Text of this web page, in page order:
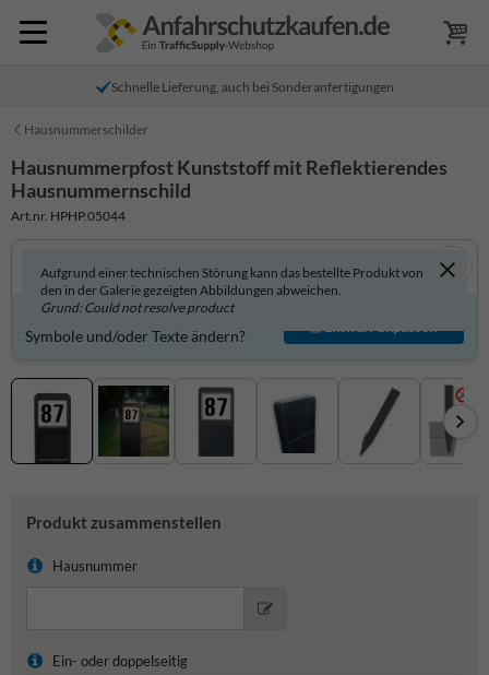
Schnelle Lieferung, auch bei Sonderanfertigungen
Hausnummerschilder
Hausnummerpfost Kunststoff mit Reflektierendes
Hausnummernschild
Art.nr. HPHP.05044
Aufgrund einer technischen Störung kann das bestellte Produkt von
den in der Galerie gezeigten Abbildungen abweichen.
Grund: Could not resolve product
Produkt individuell gestalten?
Symbole und/oder Texte ändern?
Entwurf anpassen
Produkt zusammenstellen
Hausnummer
Ein- oder doppelseitig